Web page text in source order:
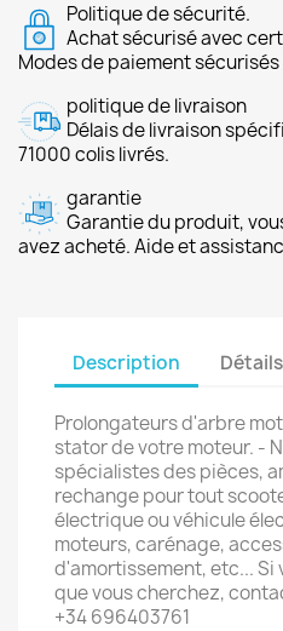
Politique de sécurité.
Achat sécurisé avec
Modes de paiement sécurisés
politique de livraison
Délais de livraison
71000 colis livrés.
garantie
Garantie du produit,
avez acheté. Aide et
Description
Prolongateurs d'arbre
stator de votre moteur. -
spécialistes des pièces,
rechange pour tout
électrique ou véhicule
moteurs, carénage,
d'amortissement, etc... Si
que vous cherchez,
+34 696403761